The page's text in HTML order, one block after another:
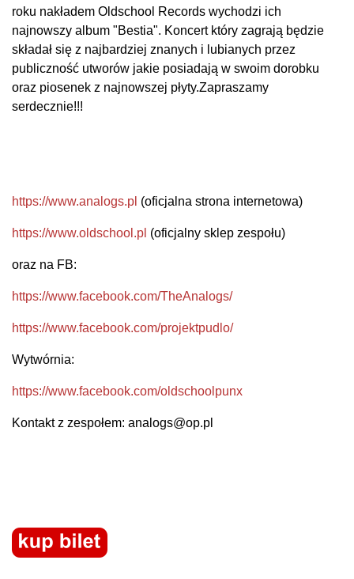
roku nakładem Oldschool Records wychodzi ich
najnowszy album "Bestia". Koncert który zagrają będzie
składał się z najbardziej znanych i lubianych przez
publiczność utworów jakie posiadają w swoim dorobku
oraz piosenek z najnowszej płyty.Zapraszamy
serdecznie!!!
https://www.analogs.pl (oficjalna strona internetowa)
https://www.oldschool.pl (oficjalny sklep zespołu)
oraz na FB:
https://www.facebook.com/TheAnalogs/
https://www.facebook.com/projektpudlo/
Wytwórnia:
https://www.facebook.com/oldschoolpunx
Kontakt z zespołem: analogs@op.pl